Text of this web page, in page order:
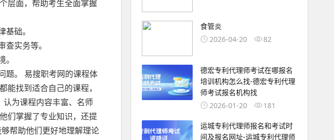
层面，帮助考生全面掌握
础。
实务等。
题。 易搜职考网的课程体
找到适合自己的课程，
为课程内容丰富、名师
们掌握了专业知识，还提
帮助他们更好地理解理论
食管炎
2026-04-20
82
德宏专利代理师考试在哪报名
培训机构怎么找-德宏专利代理
师考试报名机构找
2026-01-20
181
运城专利代理师报名和考试时
间及报名网址-运城专利代理师